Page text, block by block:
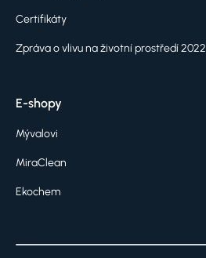
Certifikáty
Zpráva o vlivu na životní prostředí 2022
E-shopy
Mývalovi
MiraClean
Ekochem